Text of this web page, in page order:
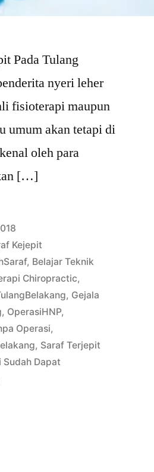
Pada Tulang
nyeri leher
fisioterapi maupun
umum akan tetapi di
oleh para
[…]
Kejepit
, Belajar Teknik
Chiropractic,
, Gejala
, OperasiHNP,
Operasi,
, Saraf Terjepit
Sudah Dapat